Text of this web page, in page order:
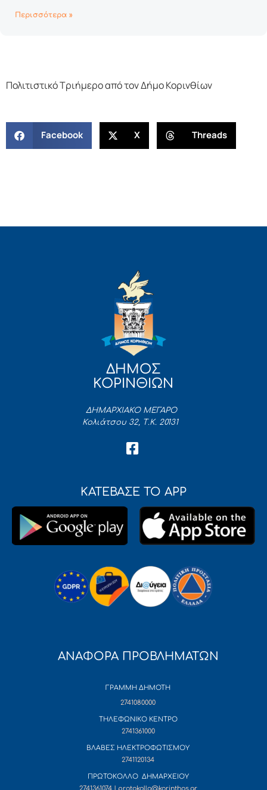
Περισσότερα »
Πολιτιστικό Τριήμερο από τον Δήμο Κορινθίων
Facebook X Threads
ΔΗΜΟΣ
ΚΟΡΙΝΘΙΩΝ
ΔΗΜΑΡΧΙΑΚΟ ΜΕΓΑΡΟ
Κολιάτσου 32, Τ.Κ. 20131
ΚΑΤΕΒΑΣΕ ΤΟ APP
ΑΝΑΦΟΡΑ ΠΡΟΒΛΗΜΑΤΩΝ
ΓΡΑΜΜΗ ΔΗΜΟΤΗ
2741080000
ΤΗΛΕΦΩΝΙΚΟ ΚΕΝΤΡΟ
2741361000
ΒΛΑΒΕΣ ΗΛΕΚΤΡΟΦΩΤΙΣΜΟΥ
2741120134
ΠΡΩΤΟΚΟΛΛΟ ΔΗΜΑΡΧΕΙΟΥ